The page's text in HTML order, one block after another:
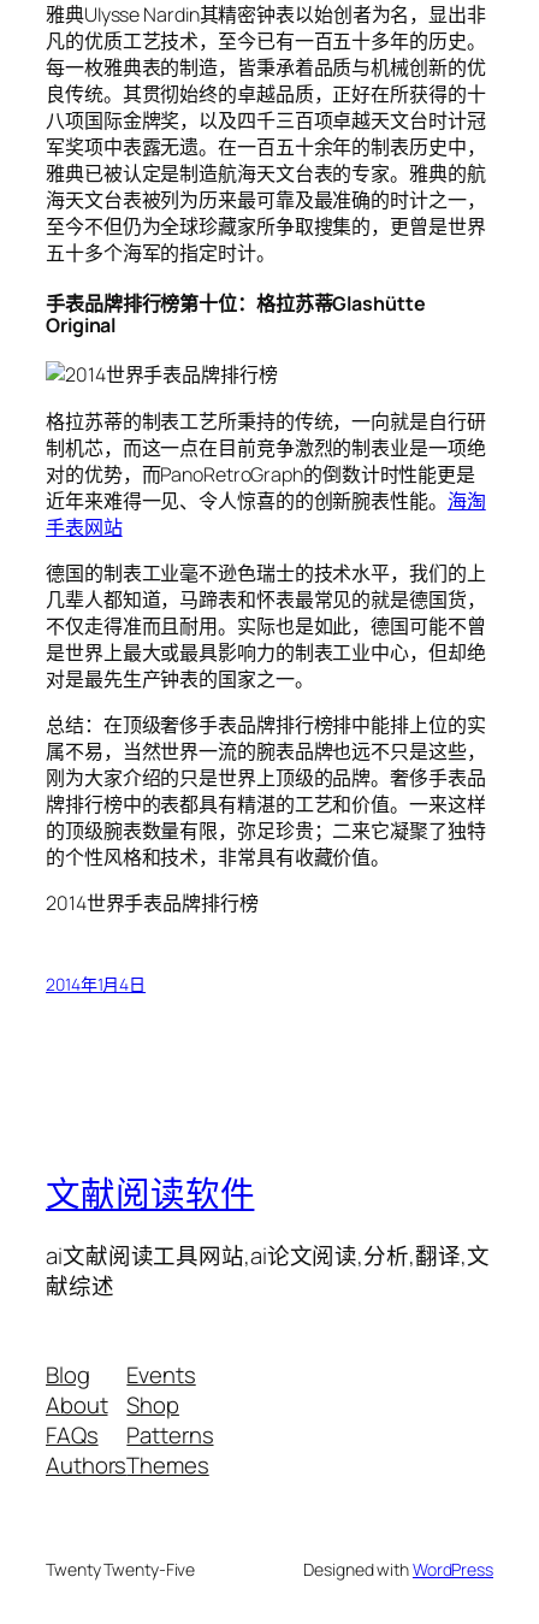
雅典UIysse Nardin其精密钟表以始创者为名，显出非
凡的优质工艺技术，至今已有一百五十多年的历史。
每一枚雅典表的制造，皆秉承着品质与机械创新的优
良传统。其贯彻始终的卓越品质，正好在所获得的十
八项国际金牌奖，以及四千三百项卓越天文台时计冠
军奖项中表露无遗。在一百五十余年的制表历史中，
雅典已被认定是制造航海天文台表的专家。雅典的航
海天文台表被列为历来最可靠及最准确的时计之一，
至今不但仍为全球珍藏家所争取搜集的，更曾是世界
五十多个海军的指定时计。
手表品牌排行榜第十位：格拉苏蒂Glashütte
Original
格拉苏蒂的制表工艺所秉持的传统，一向就是自行研
制机芯，而这一点在目前竞争激烈的制表业是一项绝
对的优势，而PanoRetroGraph的倒数计时性能更是
近年来难得一见、令人惊喜的的创新腕表性能。 海淘
手表网站
德国的制表工业毫不逊色瑞士的技术水平，我们的上
几辈人都知道，马蹄表和怀表最常见的就是德国货，
不仅走得准而且耐用。实际也是如此，德国可能不曾
是世界上最大或最具影响力的制表工业中心，但却绝
对是最先生产钟表的国家之一。
总结：在顶级奢侈手表品牌排行榜排中能排上位的实
属不易，当然世界一流的腕表品牌也远不只是这些，
刚为大家介绍的只是世界上顶级的品牌。奢侈手表品
牌排行榜中的表都具有精湛的工艺和价值。一来这样
的顶级腕表数量有限，弥足珍贵；二来它凝聚了独特
的个性风格和技术，非常具有收藏价值。
2014世界手表品牌排行榜
2014年1月4日
文献阅读软件
ai文献阅读工具网站,ai论文阅读,分析,翻译,文
献综述
Blog
About
FAQs
Authors
Events
Shop
Patterns
Themes
Twenty Twenty-Five Designed withWordPress